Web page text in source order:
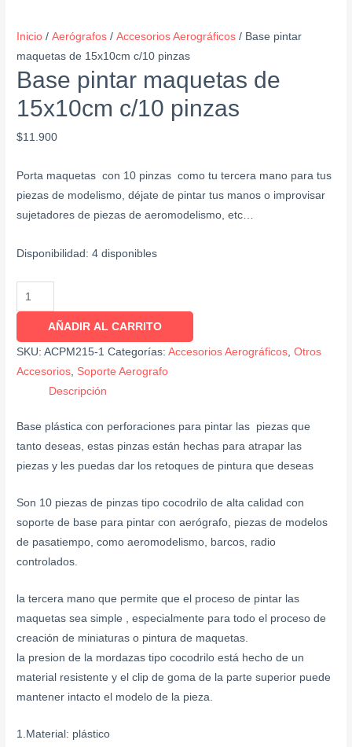
Inicio /Aerógrafos /Accesorios Aerográficos / Base pintar
maquetas de 15x10cm c/10 pinzas
Base pintar maquetas de
15x10cm c/10 pinzas
$11.900
Porta maquetas con 10 pinzas como tu tercera mano para tus
piezas de modelismo, déjate de pintar tus manos o improvisar
sujetadores de piezas de aeromodelismo, etc…
Disponibilidad: 4 disponibles
AÑADIR AL CARRITO
SKU:ACPM215-1 Categorías:Accesorios Aerográficos ,Otros
Accesorios Soporte Aerografo
Descripción
Base plástica con perforaciones para pintar las piezas que
tanto deseas, estas pinzas están hechas para atrapar las
piezas y les puedas dar los retoques de pintura que deseas
Son 10 piezas de pinzas tipo cocodrilo de alta calidad con
soporte de base para pintar con aerógrafo, piezas de modelos
de pasatiempo, como aeromodelismo, barcos, radio
controlados.
la tercera mano que permite que el proceso de pintar las
maquetas sea simple , especialmente para todo el proceso de
creación de miniaturas o pintura de maquetas.
la presion de la mordazas tipo cocodrilo está hecho de un
material resistente y el clip de goma de la parte superior puede
mantener intacto el modelo de la pieza.
1.Material: plástico